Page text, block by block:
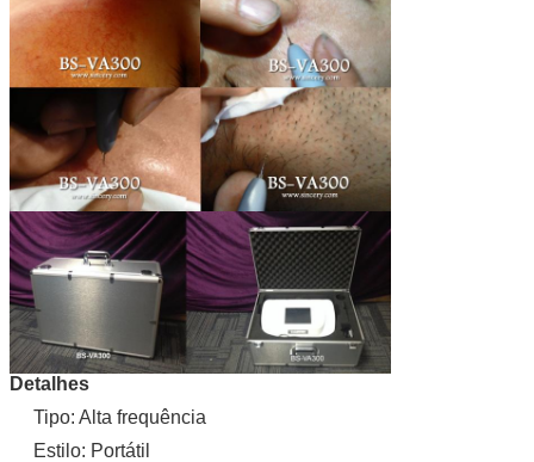
Detalhes
Tipo: Alta frequência
Estilo: Portátil